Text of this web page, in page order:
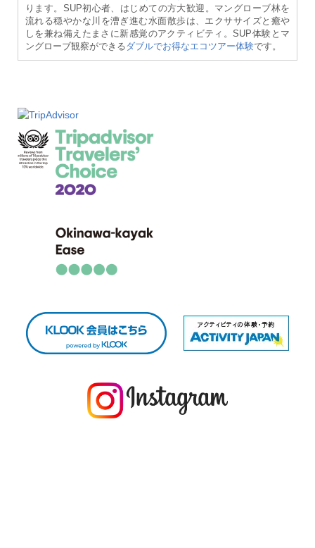
ります。SUP初心者、はじめての方大歓迎。マングローブ林を
流れる穏やかな川を漕ぎ進む水面散歩は、エクササイズと癒や
しを兼ね備えたまさに新感覚のアクティビティ。SUP体験とマ
ングローブ観察ができるダブルでお得なエコツアー体験です。